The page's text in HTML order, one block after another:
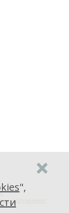
получаемую
",